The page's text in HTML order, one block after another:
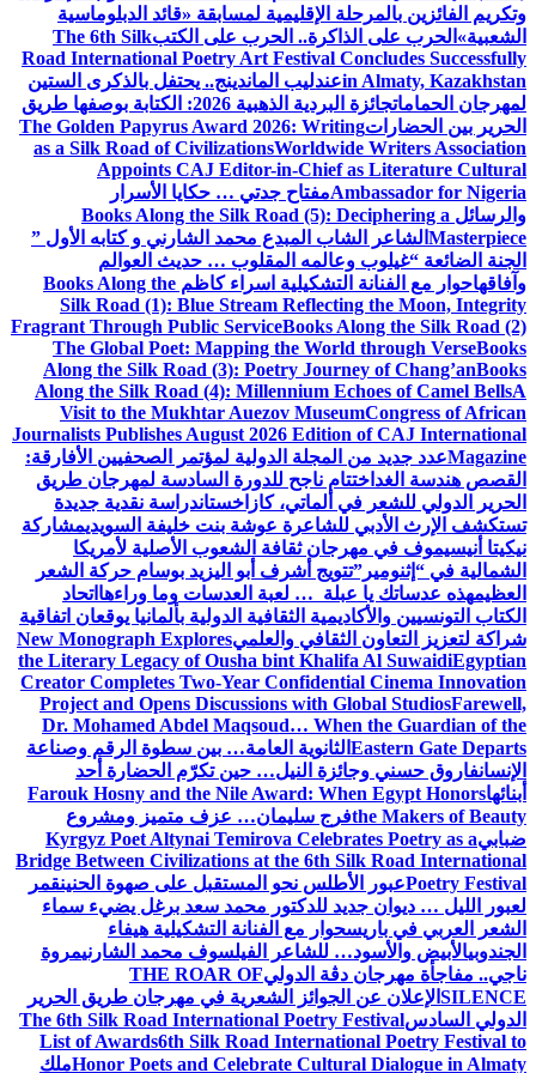
لمسابقة «قائد الدبلوماسية
الحرب على الكتب The 6th Silk
Road International Poetry Art
الماندينج.. يحتفل بالذكرى الستين
جائزة البردية الذهبية 2026: الكتابة بوصفها طريق
The Golden Papyrus Award 2026:
as a Silk Road of Civilizations
Appoints CAJ Editor-in-
جدتي … حكايا الأسرار
Books Along the Silk Road
محمد الشارني و كتابه الأول ”
المقلوب … حديث العوالم
اسراء كاظمBooks Along the
Silk Road (1): Blue Stream
Fragrant Through Public Service
The Global Poet: Mapping the
Along the Silk Road (3): Poetry
Along the Silk Road (4):
Visit to the Mukhtar Auezov
Journalists Publishes August 2026
الدولية لمؤتمر الصحفيين الأفارقة:
ناجح للدورة السادسة لمهرجان طريق
كازاخستاندراسة نقدية جديدة
عوشة بنت خليفة السويدي مشاركة
ثقافة الشعوب الأصلية لأمريكا
أشرف أبو اليزيد بوسام حركة الشعر
… لعبة العدسات وما وراءهااتحاد
الثقافية الدولية بألمانيا يوقعان اتفاقية
والعلميNew Monograph Explores
the Literary Legacy of Ousha bint
Creator Completes Two-Year
Project and Opens Discussions
Dr. Mohamed Abdel Maqsoud…
العامة… بين سطوة الرقم وصناعة
حين تكرّم الحضارة أحد
Farouk Hosny and the Nile Award:
سليمان… عزف متميز ومشروع
Kyrgyz Poet Altynai Temirova
Bridge Between Civilizations at the
نحو المستقبل على صهوة الحنين قمر
للدكتور محمد سعد برغل يضيء سماء
مع الفنانة التشكيلية هيفاء
الفيلسوف محمد الشارنيمروة
THE ROAR OF
الشعرية في مهرجان طريق الحرير
The 6th Silk Road International
List of Awards6th Silk Road
Honor Poets and Celebrateملك